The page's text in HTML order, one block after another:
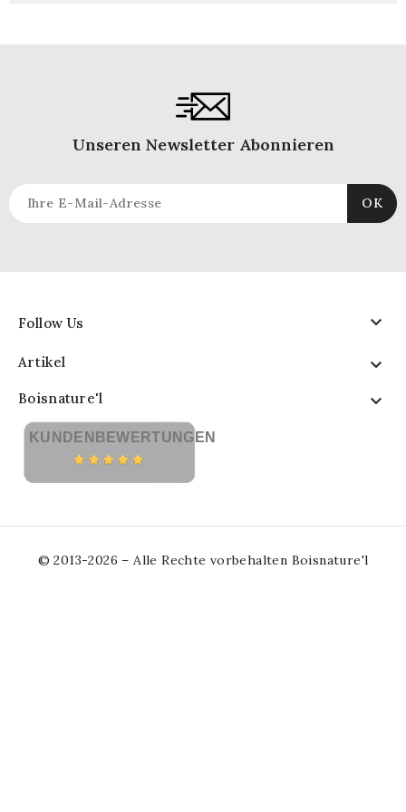
Unseren Newsletter Abonnieren
Follow Us 
Artikel 
Boisnature'l 
KUNDENBEWERTUNGEN
© 2013-2026 – Alle Rechte vorbehalten Boisnature'l